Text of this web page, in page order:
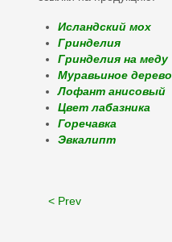
Исландский мох
Гринделия
Гринделия на меду
Муравьиное дерево
Лофант анисовый
Цвет лабазника
Горечавка
Эвкалипт
< Prev